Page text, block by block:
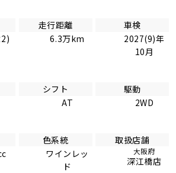
走行距離
6.3万km
車検
2027(9)年
10月
シフト
AT
駆動
2WD
色系統
ワインレッ
ド
取扱店舗
大阪府
深江橋店